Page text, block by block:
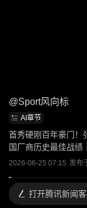
@Sport风向标
AI章节
首秀硬刚百年豪门！
国厂商历史最佳战绩
2026-06-25 07:15 发布
打开腾讯新闻